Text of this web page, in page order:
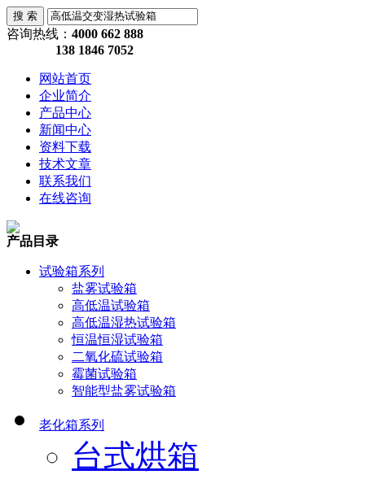
咨询热线： 4000 662 888
138 1846 7052
网站首页
企业简介
产品中心
新闻中心
资料下载
技术文章
联系我们
在线咨询
产品目录
试验箱系列
盐雾试验箱
高低温试验箱
高低温湿热试验箱
恒温恒湿试验箱
二氧化硫试验箱
霉菌试验箱
智能型盐雾试验箱
老化箱系列
台式烘箱